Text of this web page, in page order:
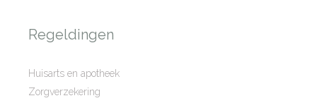
Regeldingen
Huisarts en apotheek
Zorgverzekering